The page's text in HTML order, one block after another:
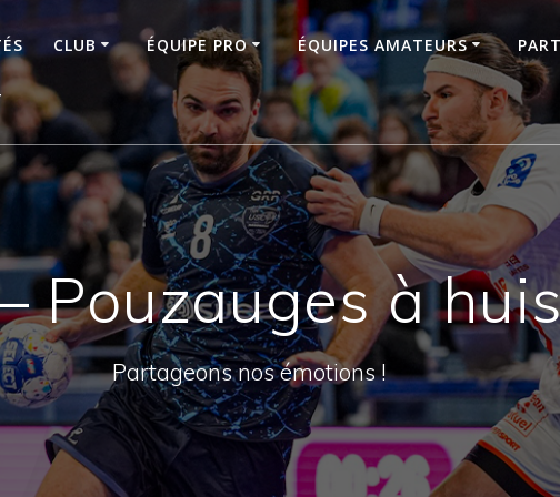
CLUB ÉQUIPE PRO ÉQUIPES AMATEURS
Pouzauges à
Partageons nos émotions !